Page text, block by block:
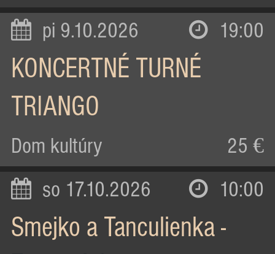
pi 9.10.2026 19:00
KONCERTNÉ TURNÉ
TRIANGO
Dom kultúry 25 €
so 17.10.2026 10:00
Smejko a Tanculienka -